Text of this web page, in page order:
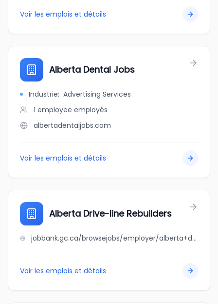
Voir les emplois et détails
Alberta Dental Jobs
Industrie: Advertising Services
1 employee employés
albertadentaljobs.com
Voir les emplois et détails
Alberta Drive-line Rebuilders
jobbank.gc.ca/browsejobs/employer/alberta+drive-line+rebuilders/ca
Voir les emplois et détails